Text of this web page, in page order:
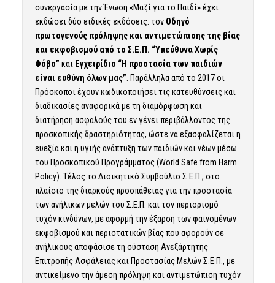
συνεργασία με την Ένωση «Μαζί για το Παιδί» έχει
εκδώσει δύο ειδικές εκδόσεις: τον Οδηγό
πρωτογενούς πρόληψης και αντιμετώπισης της βίας
και εκφοβισμού από το Σ.Ε.Π. “Υπεύθυνα Χωρίς
Φόβο” και Εγχειρίδιο “Η προστασία των παιδιών
είναι ευθύνη όλων μας” . Παράλληλα από το 2017 οι
Πρόσκοποι έχουν κωδικοποιήσει τις κατευθύνσεις και
διαδικασίες αναφορικά με τη διαμόρφωση και
διατήρηση ασφαλούς του εν γένει περιβάλλοντος της
προσκοπικής δραστηριότητας, ώστε να εξασφαλίζεται η
ευεξία και η υγιής ανάπτυξη των παιδιών και νέων μέσω
του Προσκοπικού Προγράμματος (World Safe from Harm
Policy). Τέλος το Διοικητικό Συμβούλιο Σ.Ε.Π., στο
πλαίσιο της διαρκούς προσπάθειας για την προστασία
των ανήλικων μελών του Σ.Ε.Π. και τον περιορισμό
τυχόν κινδύνων, με αφορμή την έξαρση των φαινομένων
εκφοβισμού και περιστατικών βίας που αφορούν σε
ανήλικους αποφάσισε τη σύσταση Ανεξάρτητης
Επιτροπής Ασφάλειας και Προστασίας Μελών Σ.Ε.Π., με
αντικείμενο την άμεση πρόληψη και αντιμετώπιση τυχόν